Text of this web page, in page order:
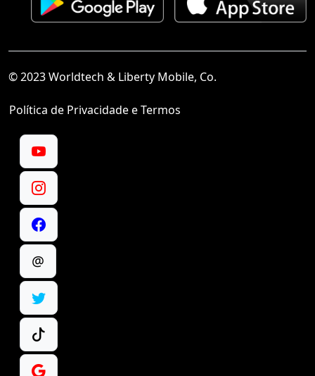
© 2023 Worldtech & Liberty Mobile, Co.
Política de Privacidade e Termos
@